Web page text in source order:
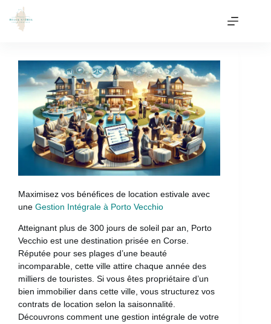
Maximisez vos bénéfices de location estivale avec
une Gestion Intégrale à Porto Vecchio
Atteignant plus de 300 jours de soleil par an, Porto
Vecchio est une destination prisée en Corse.
Réputée pour ses plages d’une beauté
incomparable, cette ville attire chaque année des
milliers de touristes. Si vous êtes propriétaire d’un
bien immobilier dans cette ville, vous structurez vos
contrats de location selon la saisonnalité.
Découvrons comment une gestion intégrale de votre